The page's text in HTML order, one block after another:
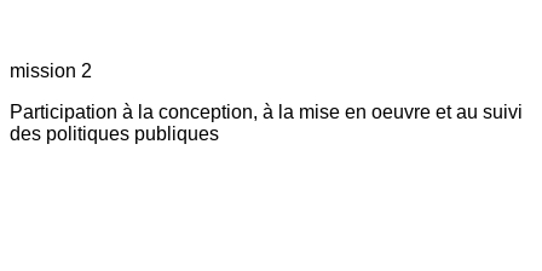
mission 2
Participation à la conception, à la mise en oeuvre et au suivi
des politiques publiques